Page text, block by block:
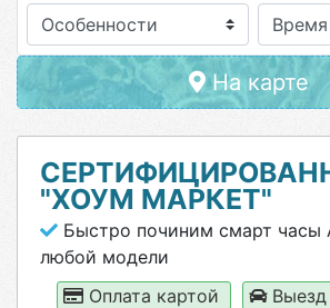
Особенности
На карте
"ХОУМ МАРКЕТ"
Быстро починим смарт часы
любой модели
Оплата картой
Выезд